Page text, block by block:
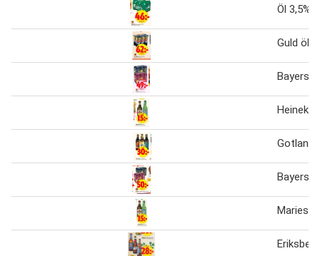
Öl 3,5%
Guld öl
Bayerskt